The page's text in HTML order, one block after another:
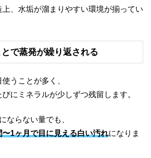
、水垢が溜まりやすい環境が揃ってい
で蒸発が繰り返される
うことが多く、
にミネラルが少しずつ残留します。
ならない量でも、
1ヶ月で目に見える白い汚れになりま